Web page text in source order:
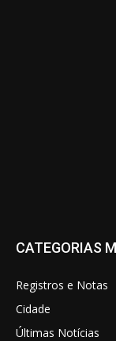
CATEGORIAS
Registros e Notas
Cidade
Últimas Notícias